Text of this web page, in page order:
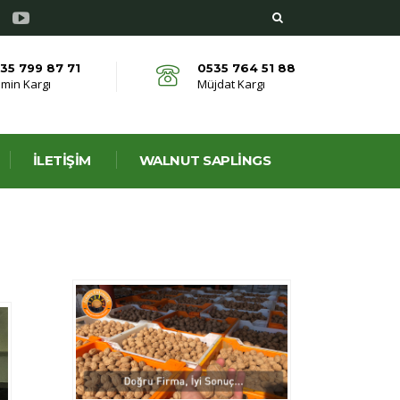
0535 764 51 88
Müjdat Kargı
799 87 71
Kargı
İLETIŞIM WALNUT SAPLINGS